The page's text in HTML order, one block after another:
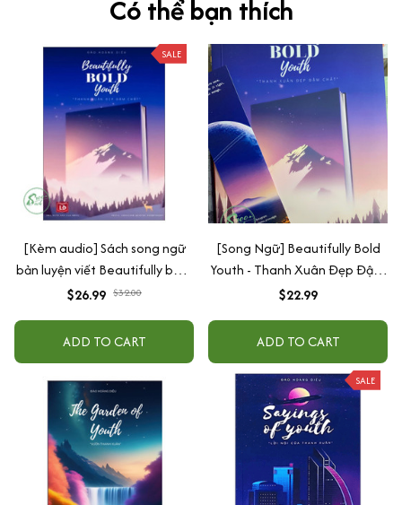
Có thể bạn thích
SALE
[Kèm audio] Sách song ngữ
bản luyện viết Beautifully bold
youth - Thanh xuân đẹp đậm
$26.99 $32.00
ADD TO CART
[Song Ngữ] Beautifully Bold
Youth - Thanh Xuân Đẹp Đậm
Chất ( Có kèm mã QR quét
$22.99
ADD TO CART
SALE